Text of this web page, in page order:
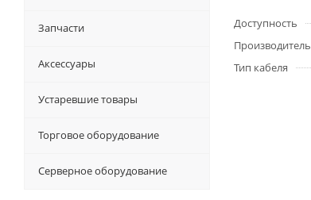
Доступность
Производитель
Тип кабеля
Запчасти
Аксессуары
Устаревшие товары
Торговое оборудование
Серверное оборудование